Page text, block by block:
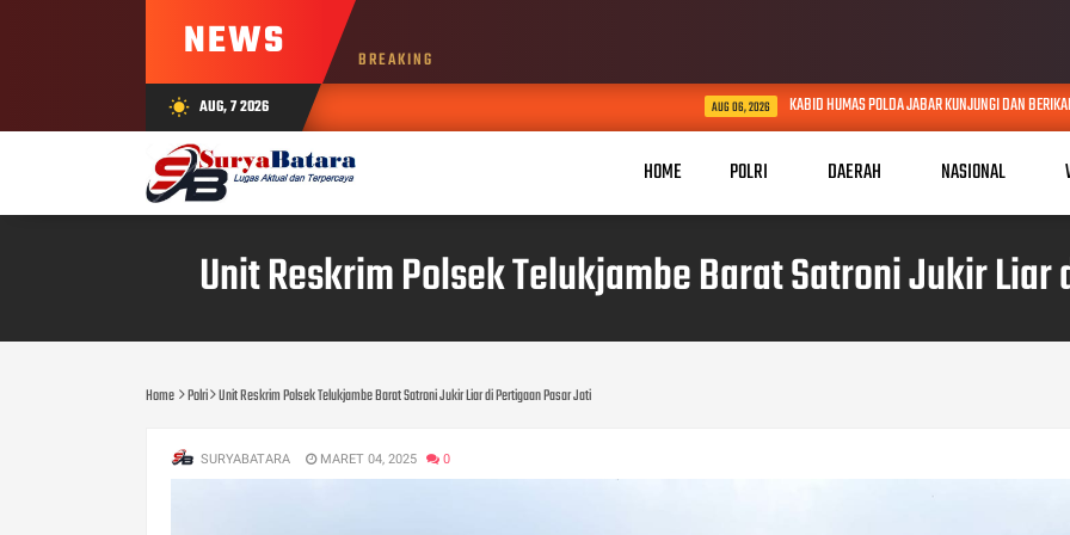
NEWS BREAKING
wb_sunny AUG, 7 2026 KABID HUMAS POLDA JABAR KUNJUNGI DAN BERIKAN TALI ASIH
HOME POLRI DAERAH NASIONAL
Unit Reskrim Polsek Telukjambe Barat Satroni Jukir
Home Polri Unit Reskrim Polsek Telukjambe Barat Satroni Jukir Liar di Pertigaan Pasar Jati
SURYABATARA MARET 04, 2025 0